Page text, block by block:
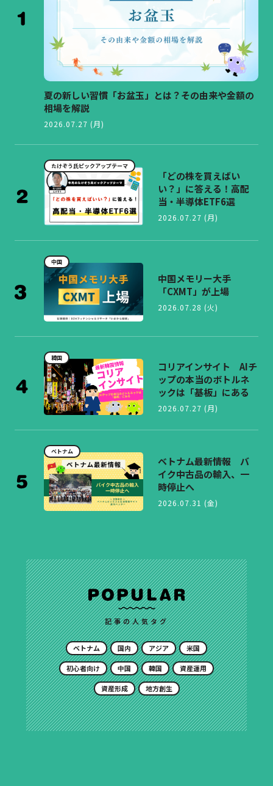
夏の新しい習慣「お盆玉」とは？その由来や金額の
相場を解説
2026.07.27 (月)
たけぞう氏ピックアップテーマ
「どの株を買えばい
い？」に答える！高配
当・半導体ETF6選
2026.07.27 (月)
中国
中国メモリー大手
「CXMT」が上場
2026.07.28 (火)
韓国
コリアインサイト AIチ
ップの本当のボトルネ
ックは「基板」にある
2026.07.27 (月)
ベトナム
ベトナム最新情報 バ
イク中古品の輸入、一
時停止へ
2026.07.31 (金)
記事の人気タグ
ベトナム 国内 アジア 米国
初心者向け 中国 韓国 資産運用
資産形成 地方創生